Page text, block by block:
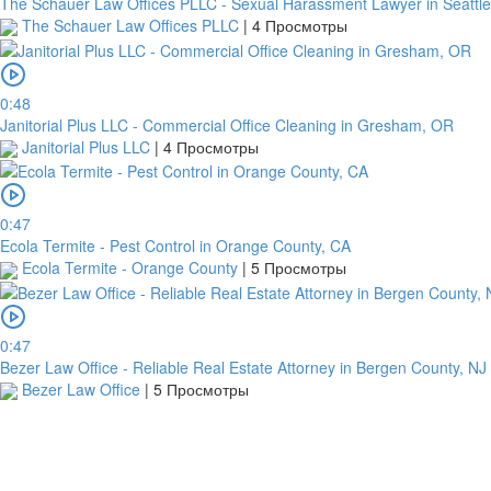
The Schauer Law Offices PLLC | 4 Просмотры
0:48
Janitorial Plus LLC - Commercial Office Cleaning in Gresham, OR
Janitorial Plus LLC | 4 Просмотры
0:47
Ecola Termite - Pest Control in Orange County, CA
Ecola Termite - Orange County | 5 Просмотры
0:47
Bezer Law Office - Reliable Real Estate Attorney in Bergen County, NJ
Bezer Law Office | 5 Просмотры